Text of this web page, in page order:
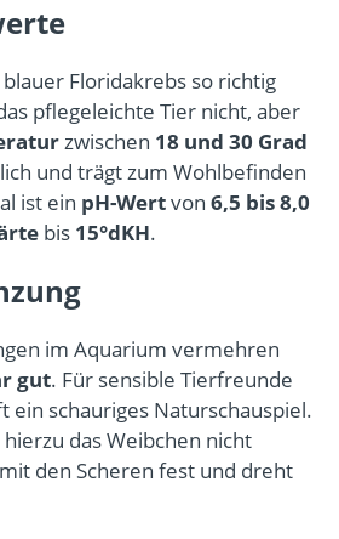
Floridakrebs so richtig
pflegeleichte Tier nicht, aber
zwischen 18 und 30 Grad
und trägt zum Wohlbefinden
ist ein pH-Wertvon 6,5 bis 8,0
bis 15°dKH.
im Aquarium vermehren
gut. Für sensible Tierfreunde
ein schauriges Naturschauspiel.
das Weibchen nicht
den Scheren fest und dreht